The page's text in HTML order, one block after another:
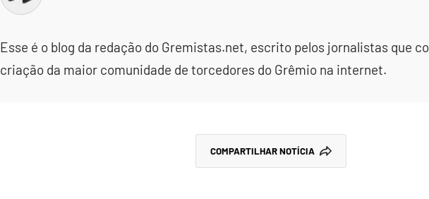
Esse é o blog da redação do Gremistas.net, escrito pelos jornalistas que
criação da maior comunidade de torcedores do Grêmio na internet.
COMPARTILHAR NOTÍCIA